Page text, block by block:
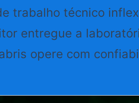
trabalho técnico
entregue a
opere com